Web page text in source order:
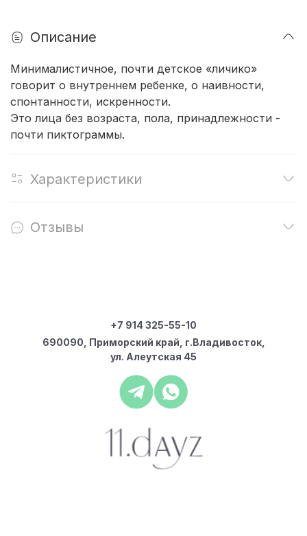
Описание
Минималистичное, почти детское «личико»
говорит о внутреннем ребенке, о наивности,
спонтанности, искренности.
Это лица без возраста, пола, принадлежности -
почти пиктограммы.
Характеристики
Отзывы
+7 914 325-55-10
690090, Приморский край, г.Владивосток,
ул. Алеутская 45